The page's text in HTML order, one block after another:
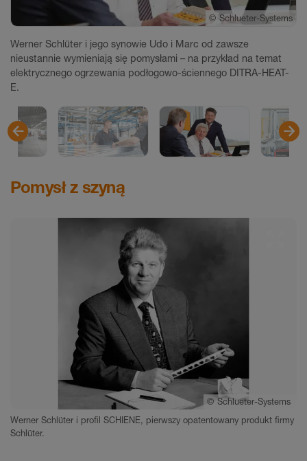
© Schlueter-Systems
Werner Schlüter i jego synowie Udo i Marc od zawsze
nieustannie wymieniają się pomysłami – na przykład na temat
elektrycznego ogrzewania podłogowo-ściennego DITRA-HEAT-
E.
© Schlueter-Systems
© Schlueter-Systems
© Schlueter-Systems
© Schlueter-Systems
© Schlueter-Systems
© Schlueter-Systems
© Schlueter-Systems
© Schlueter-Systems
© Schlueter-Systems
© Schlueter-Systems
© Schlueter-Systems
© Schlueter-Systems
© Schlueter-Systems
© Schlueter-Systems
© Schlueter-Systems
© Schlueter-Systems
© Schlueter-Systems
© Schlueter-Systems
© Schlueter-Systems
© Schlueter-Systems
© Schlueter-Systems
© Schlueter-Systems
© Schlueter-Systems
© Schlueter-Systems
© Schlueter-Systems
Pomysł z szyną
© Schlueter-Systems
Werner Schlüter i profil SCHIENE, pierwszy opatentowany produkt firmy
Schlüter.